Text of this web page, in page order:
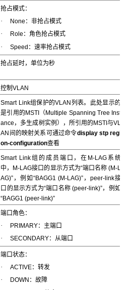
抢占模式：
· None：非抢占模式
· Role：角色抢占模式
· Speed：速率抢占模式
抢占延时，单位为秒
控制VLAN
Smart Link组保护的VLAN列表。此处显示的
是引用的MSTI（Multiple Spanning Tree Inst
ance，多生成树实例），所引用的MSTI与VL
AN间的映射关系可通过命令display stp regi
on-configuration查看
Smart Link组的成员端口，在M-LAG系统
中，M-LAG接口的显示方式为“端口名称 (M-L
AG)”，例如“BAGG1 (M-LAG)”，peer-link接
口的显示方式为“端口名称 (peer-link)”，例如
“BAGG1 (peer-link)”
端口角色：
· PRIMARY：主端口
· SECONDARY：从端口
端口状态：
· ACTIVE：转发
· DOWN：故障